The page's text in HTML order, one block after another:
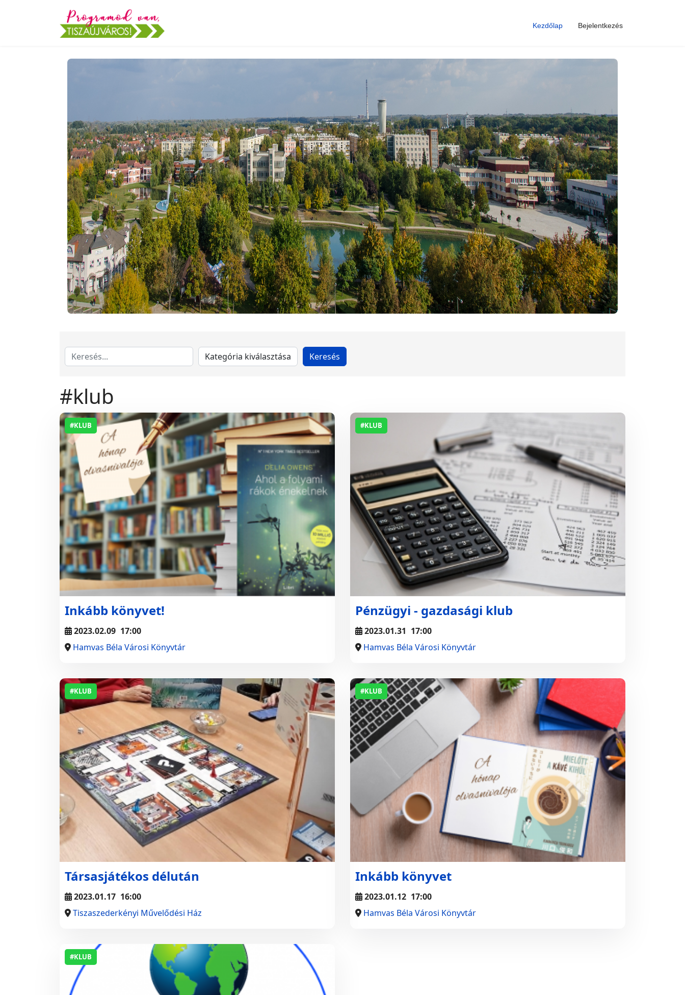
Kezdőlap Bejelentkezés
#klub
#KLUB
Inkább könyvet!
2023.02.09 17:00
Hamvas Béla Városi Könyvtár
#KLUB
Pénzügyi - gazdasági klub
2023.01.31 17:00
Hamvas Béla Városi Könyvtár
#KLUB
Társasjátékos délután
2023.01.17 16:00
Tiszaszederkényi Művelődési Ház
#KLUB
Inkább könyvet
2023.01.12 17:00
Hamvas Béla Városi Könyvtár
#KLUB